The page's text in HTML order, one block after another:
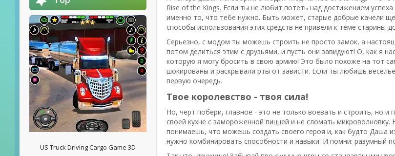
US Truck Driving Cargo Game 3D
Rise of the Kings. Если ты не любит потеть над достижением
именно то, что тебе нужно. Быть может, старые добрые качели
способы использования этих средств не привели к теме
Серьезно, с модом ты можешь строить не просто замок, а
потом делиться этим с друзьями, и пусть они завидуют! О, как я
которую я могу бросить в свою армию! Это было похоже на тот
шокированы и раскрывали рты от зависти. Если ты любишь
первую очередь.
Твое королевство - твоя сила!
Но, черт побери, главное - это не только воевать и строить, но
своей кухне с замороженной пиццей и не сломать
понимаешь, что можешь создать своего героя и, как будто Даша
нужно комбинировать способности и навыки. И помни: разумный